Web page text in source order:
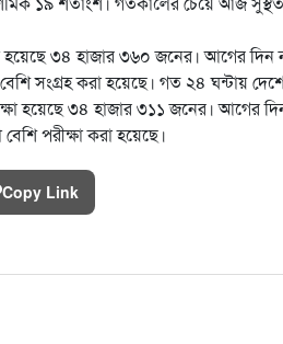
হয়েছে ৩৪ হাজার ৩৬০ জনের। আগের দিন
সংগ্রহ করা হয়েছে। গত ২৪ ঘন্টায়
হয়েছে ৩৪ হাজার ৩১১ জনের। আগের
পরীক্ষা করা হয়েছে।
Copy Link